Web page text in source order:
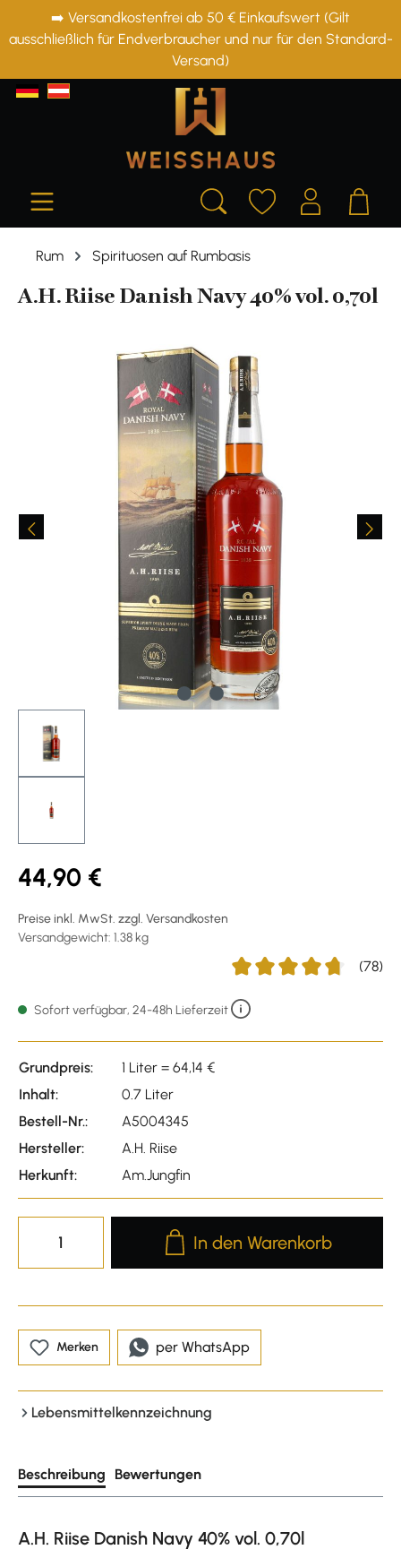
springen
➡️ Versandkostenfrei ab 50 € Einkaufswert (Gilt
ausschließlich für Endverbraucher und nur für den Standard-
Versand)
Rum Spirituosen auf Rumbasis
A.H. Riise Danish Navy 40% vol. 0,70l
Bildergalerie überspringen
44,90 €
Preise inkl. MwSt. zzgl. Versandkosten
Versandgewicht: 1.38 kg
(78)
Sofort verfügbar, 24-48h Lieferzeit
Grundpreis:
1 Liter = 64,14 €
Inhalt:
0.7 Liter
Bestell-Nr.:
A5004345
Hersteller:
A.H. Riise
Herkunft:
Am.Jungfin
Produkt Anzahl: Gib den
In den Warenkorb
Merken per WhatsApp
Lebensmittelkennzeichnung
Beschreibung Bewertungen
A.H. Riise Danish Navy 40% vol. 0,70l